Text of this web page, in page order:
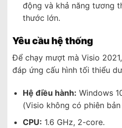
động và khả năng tương
thước lớn.
Yêu cầu hệ thống
Để chạy mượt mà Visio
đáp ứng cấu hình tối thiểu
Hệ điều hành: Windows
(Visio không có phiên
CPU: 1.6 GHz, 2-core.